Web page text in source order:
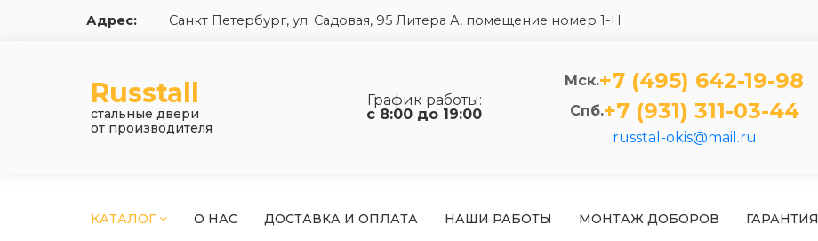
Адрес: Санкт Петербург, ул. Садовая, 95 Литера А, помещение номер 1-Н
Russtall
стальные двери
от производителя
График работы:
с 8:00 до 19:00
Мск.+7 (495) 642-19-98
Спб.+7 (931) 311-03-44
russtal-okis@mail.ru
КАТАЛОГ О НАС ДОСТАВКА И ОПЛАТА НАШИ РАБОТЫ МОНТАЖ ДОБОРОВ ГАРАНТИЯ